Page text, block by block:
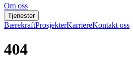
Om oss
Tjenester
BærekraftProsjekterKarriereKontakt oss
404